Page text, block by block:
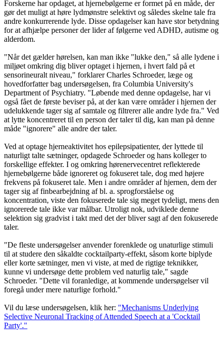
Forskerne har opdaget, at hjernebølgerne er formet på en måde, der
gør det muligt at høre lydmønstre selektivt og således skelne tale fra
andre konkurrerende lyde. Disse opdagelser kan have stor betydning
for at afhjælpe personer der lider af følgerne ved ADHD, autisme og
alderdom.
"Når det gælder hørelsen, kan man ikke "lukke den," så alle lydene i
miljøet omkring dig bliver optaget i hjernen, i hvert fald på et
sensorineuralt niveau," forklarer Charles Schroeder, læge og
hovedforfatter bag undersøgelsen, fra Columbia University's
Department of Psychiatry. "Løbende med denne opdagelse, har vi
også fået de første beviser på, at der kan være områder i hjernen der
udelukkende tager sig af samtale og filtrerer alle andre lyde fra." Ved
at lytte koncentreret til en person der taler til dig, kan man på denne
måde "ignorere" alle andre der taler.
Ved at optage hjerneaktivitet hos epilepsipatienter, der lyttede til
naturligt talte sætninger, opdagede Schroeder og hans kolleger to
forskellige effekter. I og omkring hørenervecentret reflekterede
hjernebølgerne både ignoreret og fokuseret tale, dog med højere
frekvens på fokuseret tale. Men i andre områder af hjernen, dem der
tager sig af finbearbejdning af bl. a. sprogforståelse og
koncentration, viste den fokuserede tale sig meget tydeligt, mens den
ignorerede tale ikke var målbar. Utroligt nok, udviklede denne
selektion sig gradvist i takt med det der bliver sagt af den fokuserede
taler.
"De fleste undersøgelser anvender forenklede og unaturlige stimuli
til at studere den såkaldte cocktailparty-effekt, såsom korte biplyde
eller korte sætninger, men vi viste, at med de rigtige teknikker,
kunne vi undersøge dette problem ved naturlig tale," sagde
Schroeder. "Dette vil foranledige, at kommende undersøgelser vil
foregå under mere naturlige forhold."
Vil du læse undersøgelsen, klik her: "Mechanisms Underlying
Selective Neuronal Tracking of Attended Speech at a 'Cocktail
Party'."